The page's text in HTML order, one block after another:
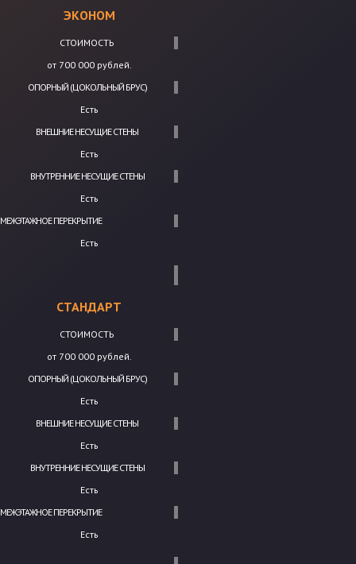
ЭКОНОМ
СТОИМОСТЬ
от 700 000 рублей.
ОПОРНЫЙ (ЦОКОЛЬНЫЙ БРУС)
Есть
ВНЕШНИЕ НЕСУЩИЕ СТЕНЫ
Есть
ВНУТРЕННИЕ НЕСУЩИЕ СТЕНЫ
Есть
МЕЖЭТАЖНОЕ ПЕРЕКРЫТИЕ
Есть
СТАНДАРТ
СТОИМОСТЬ
от 700 000 рублей.
ОПОРНЫЙ (ЦОКОЛЬНЫЙ БРУС)
Есть
ВНЕШНИЕ НЕСУЩИЕ СТЕНЫ
Есть
ВНУТРЕННИЕ НЕСУЩИЕ СТЕНЫ
Есть
МЕЖЭТАЖНОЕ ПЕРЕКРЫТИЕ
Есть